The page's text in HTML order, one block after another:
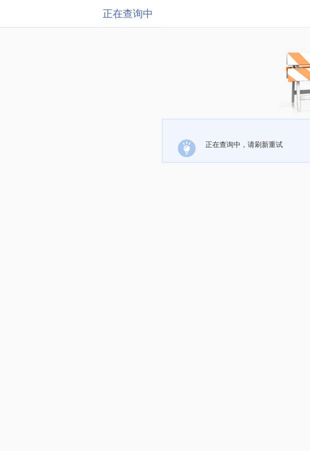
正在查询中
正在查询中，请刷新重试